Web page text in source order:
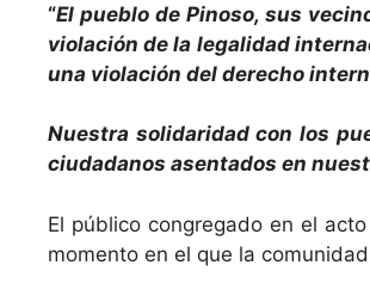
“El pueblo de Pinoso, sus
violación de la legalidad
una violación del derecho
Nuestra solidaridad con los
ciudadanos asentados en
El público congregado en el
momento en el que la